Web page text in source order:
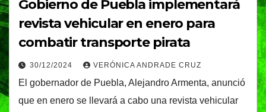
Gobierno de Puebla implementará
revista vehicular en enero para
combatir transporte pirata
30/12/2024 VERÓNICA ANDRADE CRUZ
El gobernador de Puebla, Alejandro Armenta, anunció
que en enero se llevará a cabo una revista vehicular